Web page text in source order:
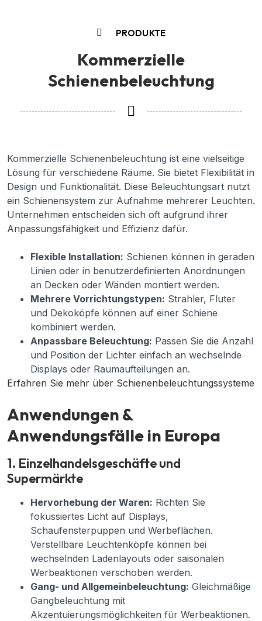
PRODUKTE
Kommerzielle
Schienenbeleuchtung
Kommerzielle Schienenbeleuchtung ist eine vielseitige
Lösung für verschiedene Räume. Sie bietet Flexibilität in
Design und Funktionalität. Diese Beleuchtungsart nutzt
ein Schienensystem zur Aufnahme mehrerer Leuchten.
Unternehmen entscheiden sich oft aufgrund ihrer
Anpassungsfähigkeit und Effizienz dafür.
Flexible Installation: Schienen können in geraden
Linien oder in benutzerdefinierten Anordnungen
an Decken oder Wänden montiert werden.
Mehrere Vorrichtungstypen: Strahler, Fluter
und Dekoköpfe können auf einer Schiene
kombiniert werden.
Anpassbare Beleuchtung: Passen Sie die Anzahl
und Position der Lichter einfach an wechselnde
Displays oder Raumaufteilungen an.
Erfahren Sie mehr über Schienenbeleuchtungssysteme
Anwendungen &
Anwendungsfälle in Europa
1. Einzelhandelsgeschäfte und
Supermärkte
Hervorhebung der Waren: Richten Sie
fokussiertes Licht auf Displays,
Schaufensterpuppen und Werbeflächen.
Verstellbare Leuchtenköpfe können bei
wechselnden Ladenlayouts oder saisonalen
Werbeaktionen verschoben werden.
Gang- und Allgemeinbeleuchtung: Gleichmäßige
Gangbeleuchtung mit
Akzentuierungsmöglichkeiten für Werbeaktionen.